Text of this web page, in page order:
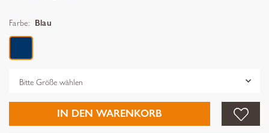
Farbe: Blau
IN DEN WARENKORB